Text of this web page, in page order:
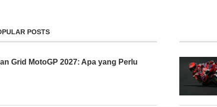
POSTS
Grid MotoGP 2027: Apa yang Perlu